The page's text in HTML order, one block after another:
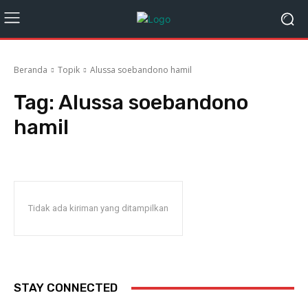
Beranda Topik Alussa soebandono hamil
Tag: Alussa soebandono
hamil
Tidak ada kiriman yang ditampilkan
STAY CONNECTED